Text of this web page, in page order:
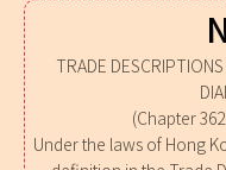
TRADE
(Chapter
Under the laws of Hong